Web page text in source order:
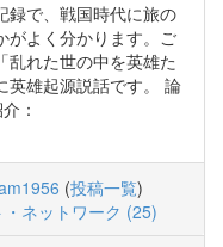
録で、戦国時代に旅の
がよく分かります。ご
乱れた世の中を英雄た
英雄起源説話です。 論
：
(投稿一覧)
・ネットワーク (25)